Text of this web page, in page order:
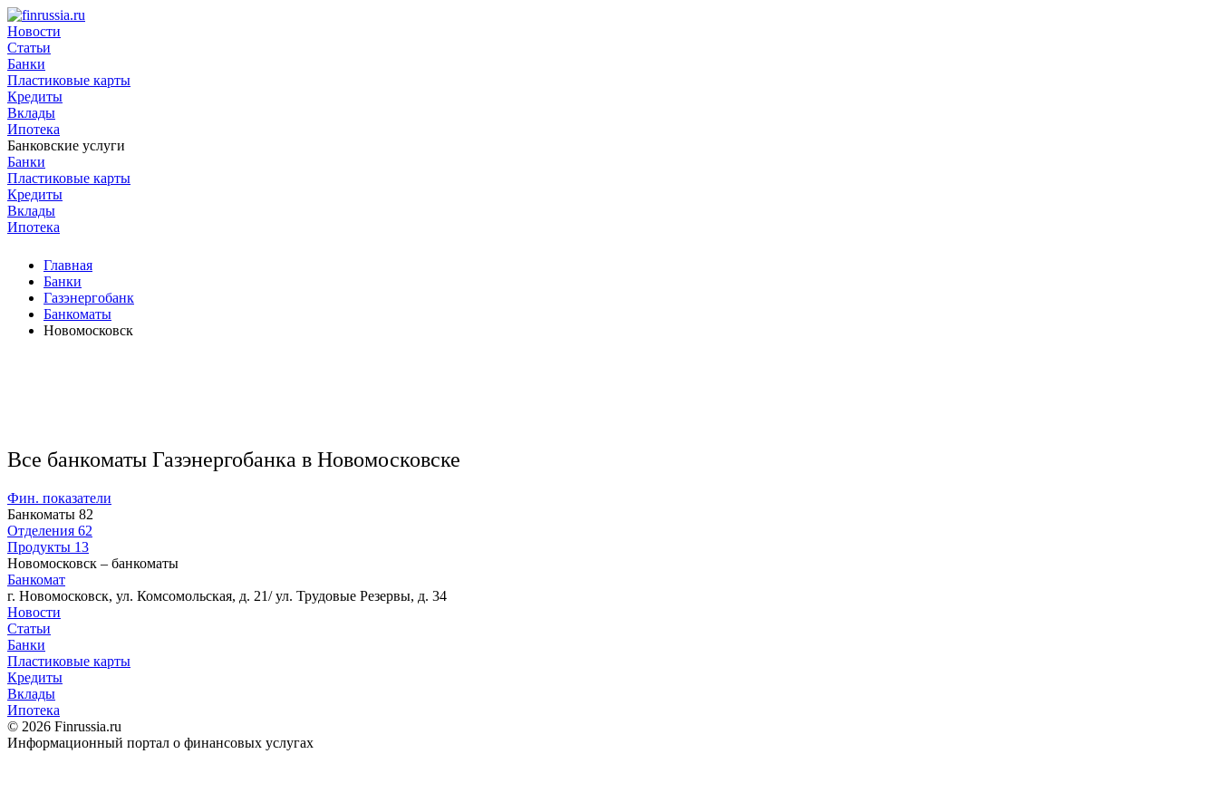
Новости
Статьи
Банки
Пластиковые карты
Кредиты
Вклады
Ипотека
Банковские услуги
Банки
Пластиковые карты
Кредиты
Вклады
Ипотека
Главная
Банки
Газэнергобанк
Банкоматы
Новомосковск
Все банкоматы Газэнергобанка в Новомосковске
Фин. показатели
Банкоматы 82
Отделения 62
Продукты 13
Новомосковск – банкоматы
Банкомат
г. Новомосковск, ул. Комсомольская, д. 21/ ул. Трудовые Резервы, д. 34
Новости
Статьи
Банки
Пластиковые карты
Кредиты
Вклады
Ипотека
© 2026 Finrussia.ru
Информационный портал о финансовых услугах